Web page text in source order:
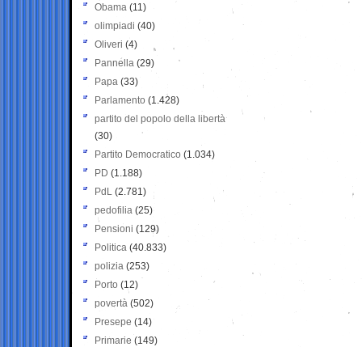
Obama (11)
olimpiadi (40)
Oliveri (4)
Pannella (29)
Papa (33)
Parlamento (1.428)
partito del popolo della libertà
(30)
Partito Democratico (1.034)
PD (1.188)
PdL (2.781)
pedofilia (25)
Pensioni (129)
Politica (40.833)
polizia (253)
Porto (12)
povertà (502)
Presepe (14)
Primarie (149)